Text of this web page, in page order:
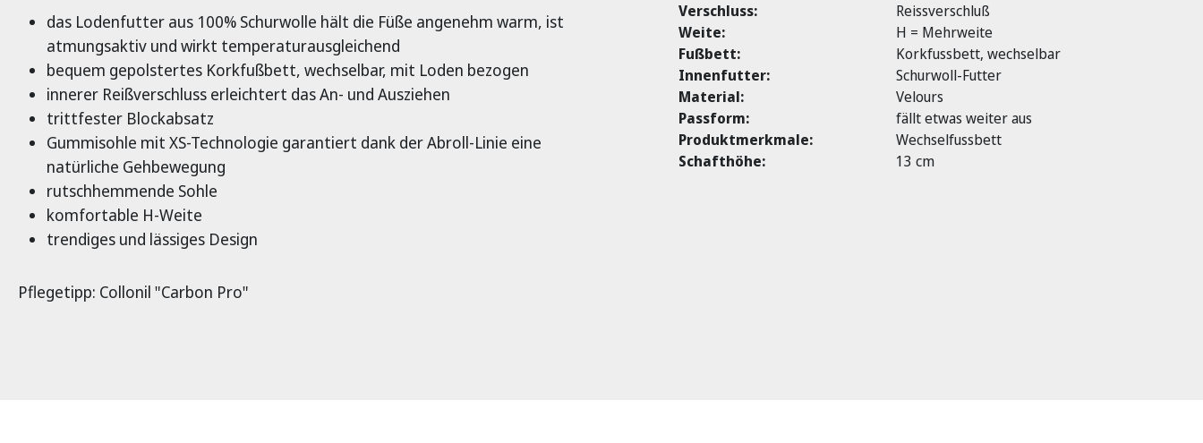
das Lodenfutter aus 100% Schurwolle hält die Füße angenehm warm, ist
atmungsaktiv und wirkt temperaturausgleichend
bequem gepolstertes Korkfußbett, wechselbar, mit Loden bezogen
innerer Reißverschluss erleichtert das An- und Ausziehen
trittfester Blockabsatz
Gummisohle mit XS-Technologie garantiert dank der Abroll-Linie eine
natürliche Gehbewegung
rutschhemmende Sohle
komfortable H-Weite
trendiges und lässiges Design
Pflegetipp: Collonil "Carbon Pro"
Verschluss:
Reissverschluß
Weite:
H = Mehrweite
Fußbett:
Korkfussbett, wechselbar
Innenfutter:
Schurwoll-Futter
Material:
Velours
Passform:
fällt etwas weiter aus
Produktmerkmale:
Wechselfussbett
Schafthöhe:
13 cm